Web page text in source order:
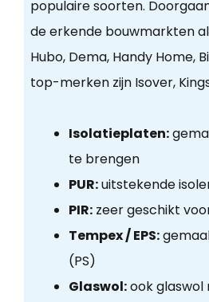
populaire soorten.
de erkende bouwmarkten
Hubo, Dema, Handy Home,
top-merken zijn Isover,
Isolatieplaten:
te brengen
PUR:uitstekende
PIR:zeer geschikt
Tempex / EPS:
(PS)
Glaswol:ook glaswol